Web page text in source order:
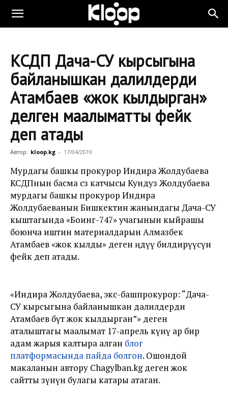
КСДП Дача-СУ кырсыгына
байланышкан далилдерди
Атамбаев «жок кылдырган»
делген маалыматты фейк
деп атады
Автор: kloop.kg - 17/04/2019
Мурдагы башкы прокурор Индира Жолдубаева
КСДПнын басма сөз катчысы Кундуз Жолдубаева
мурдагы башкы прокурор Индира
Жолдубаеванын Бишкектин жанындагы Дача-СУ
кыштагында «Боинг-747» учагынын кыйрашы
боюнча иштин материалдарын Алмазбек
Атамбаев «жок кылды» деген өңдүү билдирүүсүн
фейк деп атады.
«Индира Жолдубаева, экс-башпрокурор: “Дача-
СУ кырсыгына байланышкан далилдерди
Атамбаев бүт жок кылдырган”» деген
аталыштагы маалымат 17-апрель күнү ар бир
адам жарыя калтыра алган блог
платформасында пайда болгон. Ошондой
макаланын автору Chagylban.kg деген жок
сайтты өзүнүн булагы катары атаган.